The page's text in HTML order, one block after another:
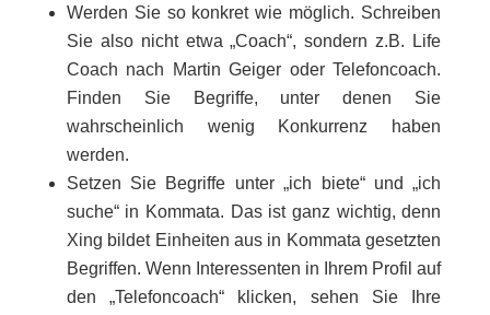
Werden Sie so konkret wie möglich. Schreiben
Sie also nicht etwa „Coach“, sondern z.B. Life
Coach nach Martin Geiger oder Telefoncoach.
Finden Sie Begriffe, unter denen Sie
wahrscheinlich wenig Konkurrenz haben
werden.
Setzen Sie Begriffe unter „ich biete“ und „ich
suche“ in Kommata. Das ist ganz wichtig, denn
Xing bildet Einheiten aus in Kommata gesetzten
Begriffen. Wenn Interessenten in Ihrem Profil auf
den „Telefoncoach“ klicken, sehen Sie Ihre